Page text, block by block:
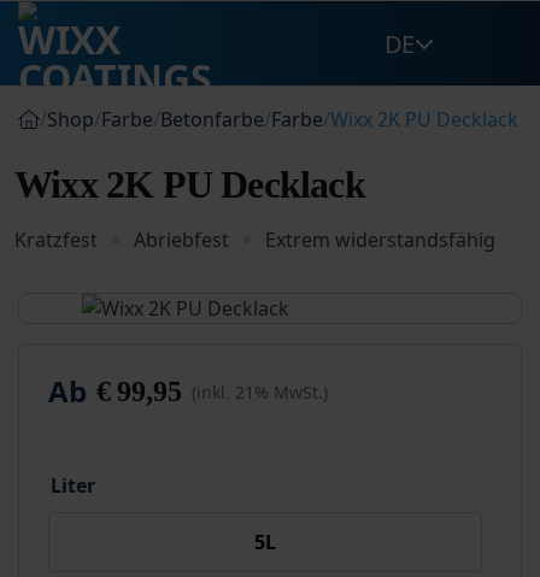
Zum
Inhalt
springen
DE
/Shop/Farbe/Betonfarbe/Farbe/Wixx 2K PU Decklack
Wixx 2K PU Decklack
Kratzfest Abriebfest Extrem widerstandsfähig
Ab €99,95 (inkl. 21% MwSt.)
Liter
5L